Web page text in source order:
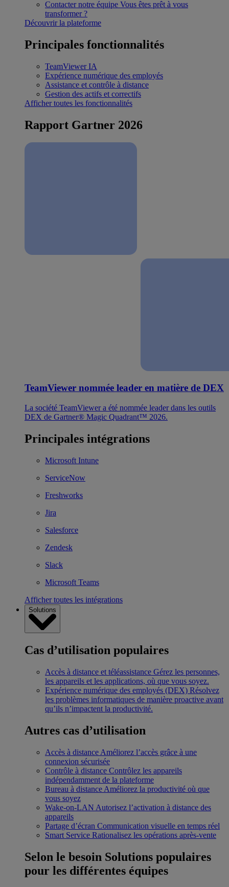
Contacter notre équipe Vous êtes prêt à vous
transformer ?
Découvrir la plateforme
Principales fonctionnalités
TeamViewer IA
Expérience numérique des employés
Assistance et contrôle à distance
Gestion des actifs et correctifs
Afficher toutes les fonctionnalités
Rapport Gartner 2026
TeamViewer nommée leader en matière de DEX
La société TeamViewer a été nommée leader dans les outils
DEX de Gartner® Magic Quadrant™ 2026.
Principales intégrations
Microsoft Intune
ServiceNow
Freshworks
Jira
Salesforce
Zendesk
Slack
Microsoft Teams
Afficher toutes les intégrations
Solutions
Cas d’utilisation populaires
Accès à distance et téléassistance Gérez les personnes,
les appareils et les applications, où que vous soyez.
Expérience numérique des employés (DEX) Résolvez
les problèmes informatiques de manière proactive avant
qu’ils n’impactent la productivité.
Autres cas d’utilisation
Accès à distance Améliorez l’accès grâce à une
connexion sécurisée
Contrôle à distance Contrôlez les appareils
indépendamment de la plateforme
Bureau à distance Améliorez la productivité où que
vous soyez
Wake-on-LAN Autorisez l’activation à distance des
appareils
Partage d’écran Communication visuelle en temps réel
Smart Service Rationalisez les opérations après-vente
Selon le besoin Solutions populaires
pour les différentes équipes